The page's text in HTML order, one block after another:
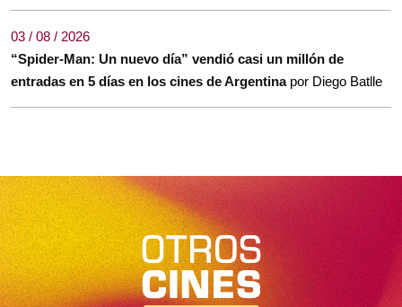
03 / 08 / 2026
“Spider-Man: Un nuevo día” vendió casi un millón de
entradas en 5 días en los cines de Argentina por Diego Batlle